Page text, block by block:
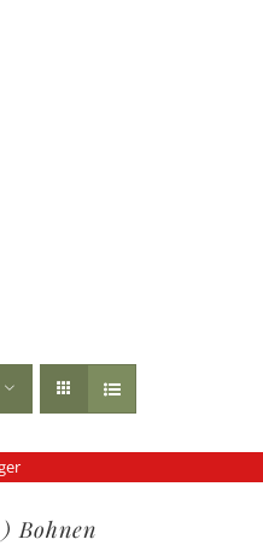
Bohnen